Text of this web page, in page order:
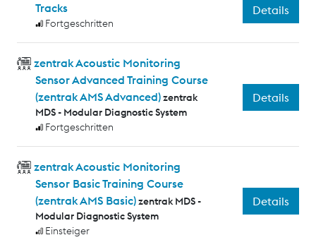
Tracks
Fortgeschritten
Details
zentrak Acoustic Monitoring
Sensor Advanced Training Course
(zentrak AMS Advanced)zentrak
MDS - Modular Diagnostic System
Fortgeschritten
Details
zentrak Acoustic Monitoring
Sensor Basic Training Course
(zentrak AMS Basic)zentrak MDS -
Modular Diagnostic System
Einsteiger
Details